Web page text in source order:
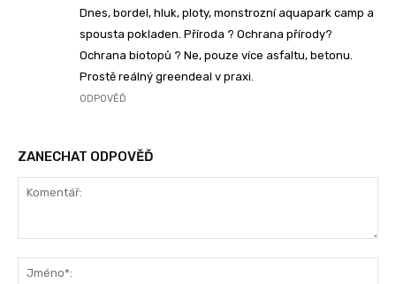
Dnes, bordel, hluk, ploty, monstrozní aquapark camp a
spousta pokladen. Příroda ? Ochrana přírody?
Ochrana biotopů ? Ne, pouze více asfaltu, betonu.
Prostě reálný greendeal v praxi.
ODPOVĚĎ
ZANECHAT ODPOVĚĎ